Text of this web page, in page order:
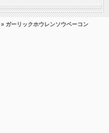
» ガーリックホウレンソウベーコン